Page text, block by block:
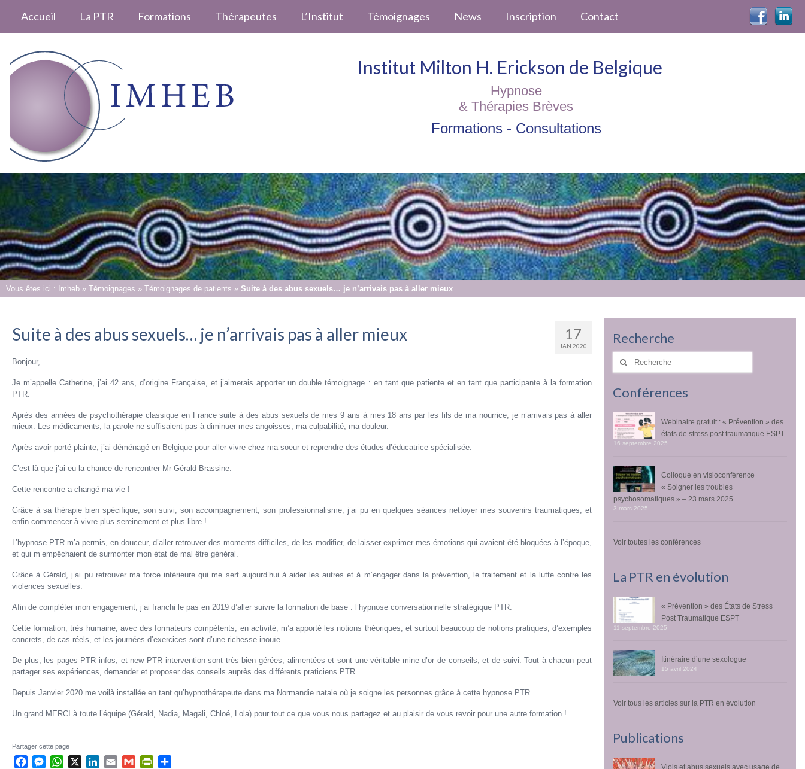
Accueil La PTR Formations Thérapeutes L’Institut Témoignages News Inscription Contact
Institut Milton H. Erickson de Belgique
Hypnose
& Thérapies Brèves
Formations - Consultations
Vous êtes ici : Imheb » Témoignages » Témoignages de patients » Suite à des abus sexuels… je n’arrivais pas à aller mieux
17
JAN 2020
Suite à des abus sexuels… je n’arrivais pas à aller mieux
Bonjour,
Je m’appelle Catherine, j’ai 42 ans, d’origine Française, et j’aimerais apporter un double témoignage : en tant que patiente et en tant que participante à la formation
PTR.
Après des années de psychothérapie classique en France suite à des abus sexuels de mes 9 ans à mes 18 ans par les fils de ma nourrice, je n’arrivais pas à aller
mieux. Les médicaments, la parole ne suffisaient pas à diminuer mes angoisses, ma culpabilité, ma douleur.
Après avoir porté plainte, j’ai déménagé en Belgique pour aller vivre chez ma soeur et reprendre des études d’éducatrice spécialisée.
C’est là que j’ai eu la chance de rencontrer Mr Gérald Brassine.
Cette rencontre a changé ma vie !
Grâce à sa thérapie bien spécifique, son suivi, son accompagnement, son professionnalisme, j’ai pu en quelques séances nettoyer mes souvenirs traumatiques, et
enfin commencer à vivre plus sereinement et plus libre !
L’hypnose PTR m’a permis, en douceur, d’aller retrouver des moments difficiles, de les modifier, de laisser exprimer mes émotions qui avaient été bloquées à l’époque,
et qui m’empêchaient de surmonter mon état de mal être général.
Grâce à Gérald, j’ai pu retrouver ma force intérieure qui me sert aujourd’hui à aider les autres et à m’engager dans la prévention, le traitement et la lutte contre les
violences sexuelles.
Afin de complèter mon engagement, j’ai franchi le pas en 2019 d’aller suivre la formation de base : l’hypnose conversationnelle stratégique PTR.
Cette formation, très humaine, avec des formateurs compétents, en activité, m’a apporté les notions théoriques, et surtout beaucoup de notions pratiques, d’exemples
concrets, de cas réels, et les journées d’exercices sont d’une richesse inouïe.
De plus, les pages PTR infos, et new PTR intervention sont très bien gérées, alimentées et sont une véritable mine d’or de conseils, et de suivi. Tout à chacun peut
partager ses expériences, demander et proposer des conseils auprès des différents praticiens PTR.
Depuis Janvier 2020 me voilà installée en tant qu’hypnothérapeute dans ma Normandie natale où je soigne les personnes grâce à cette hypnose PTR.
Un grand MERCI à toute l’équipe (Gérald, Nadia, Magali, Chloé, Lola) pour tout ce que vous nous partagez et au plaisir de vous revoir pour une autre formation !
Partager cette page
FacebookMessenger
WhatsAppLinkedIn
Email Gmail PrintFriendly
Recherche
Rechercher
Conférences
Webinaire gratuit : « Prévention » des
états de stress post traumatique ESPT
16 septembre 2025
Colloque en visioconférence
« Soigner les troubles
psychosomatiques » – 23 mars 2025
3 mars 2025
Voir toutes les conférences
La PTR en évolution
« Prévention » des États de Stress
Post Traumatique ESPT
11 septembre 2025
Itinéraire d’une sexologue
15 avril 2024
Voir tous les articles sur la PTR en évolution
Publications
Viols et abus sexuels avec usage de